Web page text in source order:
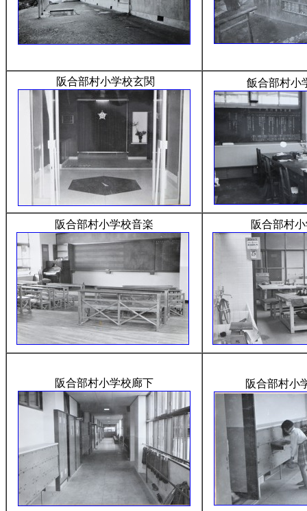
阪合部村小学校玄関 飯合部村小
阪合部村小学校音楽 阪合部村
阪合部村小学校廊下 阪合部村小